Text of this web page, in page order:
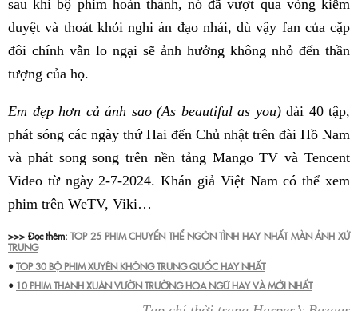
sau khi bộ phim hoàn thành, nó đã vượt qua vòng kiểm
duyệt và thoát khỏi nghi án đạo nhái, dù vậy fan của cặp
đôi chính vẫn lo ngại sẽ ảnh hưởng không nhỏ đến thần
tượng của họ.
Em đẹp hơn cả ánh sao (As beautiful as you)dài 40 tập,
phát sóng các ngày thứ Hai đến Chủ nhật trên đài Hồ Nam
và phát song song trên nền tảng Mango TV và Tencent
Video từ ngày 2-7-2024. Khán giả Việt Nam có thể xem
phim trên WeTV, Viki…
>>> Đọc thêm:TOP 25 PHIM CHUYỂN THỂ NGÔN TÌNH HAY NHẤT MÀN ẢNH XỨ
TRUNG
•TOP 30 BỘ PHIM XUYÊN KHÔNG TRUNG QUỐC HAY NHẤT
• 10 PHIM THANH XUÂN VƯỜN TRƯỜNG HOA NGỮ HAY VÀ MỚI NHẤT